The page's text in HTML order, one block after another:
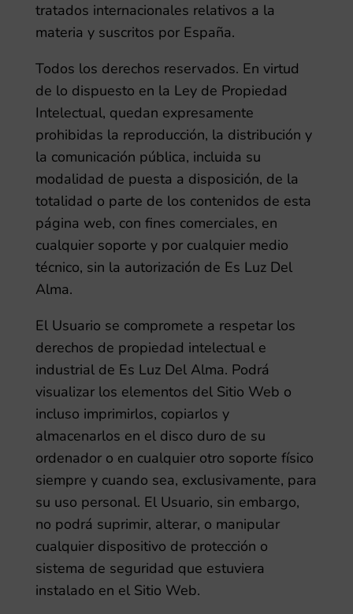
tratados internacionales relativos a la
materia y suscritos por España.
Todos los derechos reservados. En virtud
de lo dispuesto en la Ley de Propiedad
Intelectual, quedan expresamente
prohibidas la reproducción, la distribución y
la comunicación pública, incluida su
modalidad de puesta a disposición, de la
totalidad o parte de los contenidos de esta
página web, con fines comerciales, en
cualquier soporte y por cualquier medio
técnico, sin la autorización de Es Luz Del
Alma.
El Usuario se compromete a respetar los
derechos de propiedad intelectual e
industrial de Es Luz Del Alma. Podrá
visualizar los elementos del Sitio Web o
incluso imprimirlos, copiarlos y
almacenarlos en el disco duro de su
ordenador o en cualquier otro soporte físico
siempre y cuando sea, exclusivamente, para
su uso personal. El Usuario, sin embargo,
no podrá suprimir, alterar, o manipular
cualquier dispositivo de protección o
sistema de seguridad que estuviera
instalado en el Sitio Web.